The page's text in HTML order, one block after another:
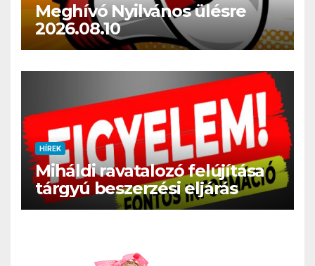
Meghívó Nyilvános ülésre
2026.08.10
HÍREK
Miháldi ravatalozó felújítása
tárgyú beszerzési eljárás